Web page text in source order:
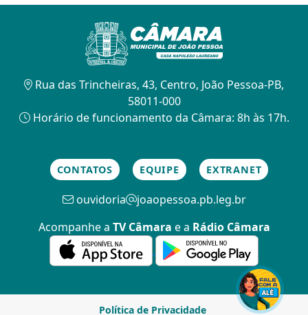
Rua das Trincheiras, 43, Centro, João Pessoa-PB,
58011-000
Horário de funcionamento da Câmara: 8h às 17h.
CONTATOS EQUIPE EXTRANET
ouvidoria
joaopessoa.pb.leg.br
Acompanhe a TV Câmara e a Rádio Câmara
Política de Privacidade